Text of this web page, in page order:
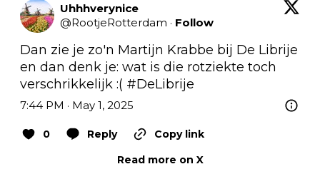
Uhhhverynice
@RootjeRotterdam · Follow
Dan zie je zo'n Martijn Krabbe bij De Librije
en dan denk je: wat is die rotziekte toch
verschrikkelijk :( #DeLibrije
7:44 PM · May 1, 2025
0 Reply
Copy link
Read more on X